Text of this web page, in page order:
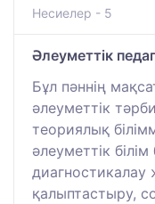
Несиелер - 5
Әлеуметтік
Бұл пәннің
әлеуметтік
теориялық
әлеуметтік
диагностикалау
қалыптастыру,